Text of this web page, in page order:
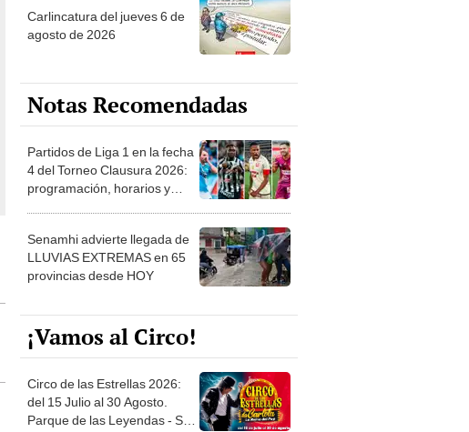
Carlincatura del jueves 6 de
agosto de 2026
Notas Recomendadas
Partidos de Liga 1 en la fecha
4 del Torneo Clausura 2026:
programación, horarios y
Senamhi advierte llegada de
LLUVIAS EXTREMAS en 65
provincias desde HOY
¡Vamos al Circo!
Circo de las Estrellas 2026:
del 15 Julio al 30 Agosto.
Parque de las Leyendas - San